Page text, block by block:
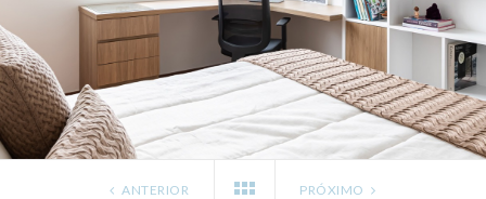
ANTERIOR PRÓXIMO